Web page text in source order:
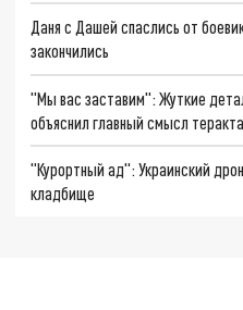
Даня с Дашей спаслись от
закончились
"Мы вас заставим": Жуткие
объяснил главный смысл
"Курортный ад": Украинский
кладбище